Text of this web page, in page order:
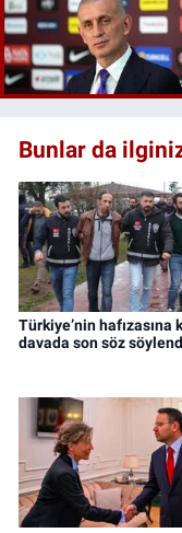
Bunlar da
Türkiye’nin hafızasına
davada son söz